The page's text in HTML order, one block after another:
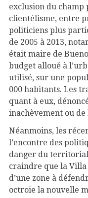
exclusion du
clientélisme, entre
politiciens plus
de 2005 à 2013,
était maire de
budget alloué à
utilisé, sur une
000 habitants. Les
quant à eux,
inachèvement ou
Néanmoins, les
l’encontre des
danger du
craindre que la
d’une zone à
octroie la nouvelle